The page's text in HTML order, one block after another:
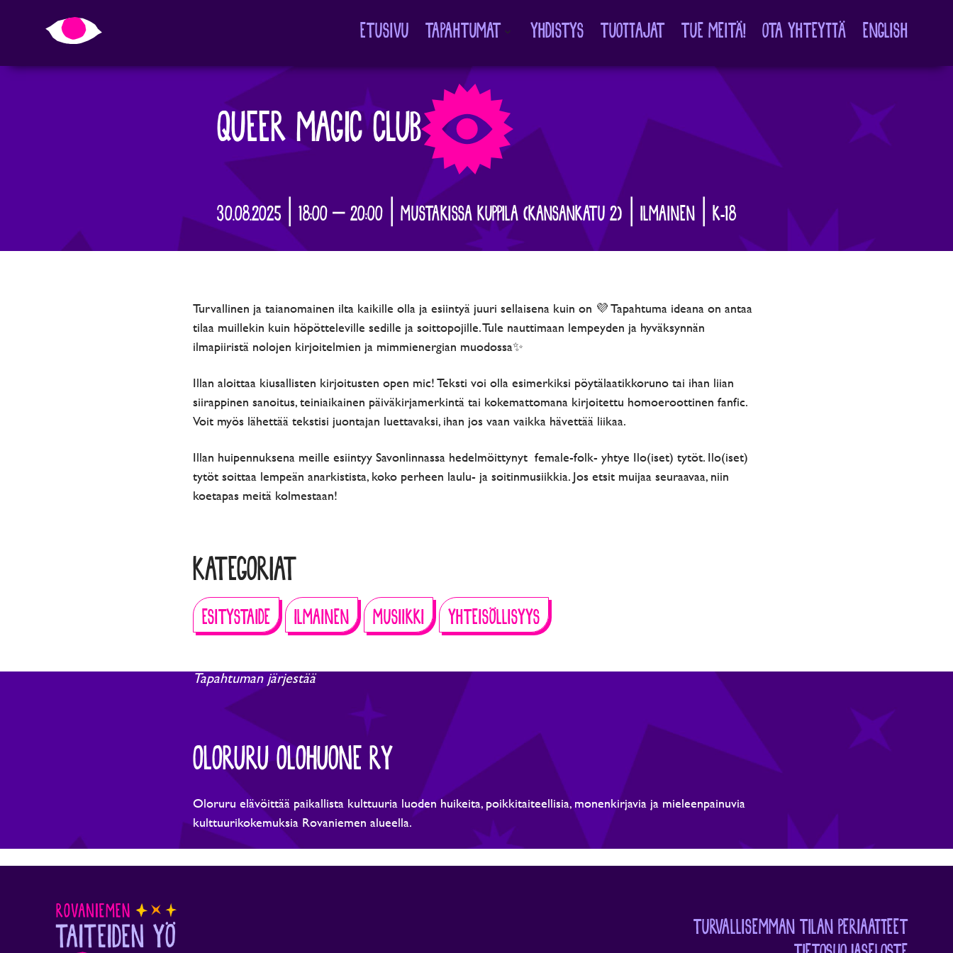
ETUSIVU TAPAHTUMAT YHDISTYS TUOTTAJAT TUE MEITÄ! OTA YHTEYTTÄ ENGLISH
QUEER MAGIC CLUB
30.08.2025 | 18:00 – 20:00 | MUSTAKISSA KUPPILA (KANSANKATU 2) | ILMAINEN | K-18
Turvallinen ja taianomainen ilta kaikille olla ja esiintyä juuri sellaisena kuin on 💜 Tapahtuma ideana on antaa
tilaa muillekin kuin höpötteleville sedille ja soittopojille. Tule nauttimaan lempeyden ja hyväksynnän
ilmapiiristä nolojen kirjoitelmien ja mimmienergian muodossa✨
Illan aloittaa kiusallisten kirjoitusten open mic! Teksti voi olla esimerkiksi pöytälaatikkoruno tai ihan liian
siirappinen sanoitus, teiniaikainen päiväkirjamerkintä tai kokemattomana kirjoitettu homoeroottinen fanfic.
Voit myös lähettää tekstisi juontajan luettavaksi, ihan jos vaan vaikka hävettää liikaa.
Illan huipennuksena meille esiintyy Savonlinnassa hedelmöittynyt female-folk- yhtye Ilo(iset) tytöt. Ilo(iset)
tytöt soittaa lempeän anarkistista, koko perheen laulu- ja soitinmusiikkia. Jos etsit muijaa seuraavaa, niin
koetapas meitä kolmestaan!
KATEGORIAT
ESITYSTAIDE ILMAINEN MUSIIKKI YHTEISÖLLISYYS
Tapahtuman järjestää
OLORURU OLOHUONE RY
Oloruru elävöittää paikallista kulttuuria luoden huikeita, poikkitaiteellisia, monenkirjavia ja mieleenpainuvia
kulttuurikokemuksia Rovaniemen alueella.
TURVALLISEMMAN TILAN PERIAATTEET